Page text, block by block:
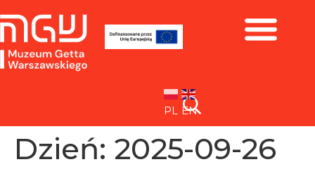
PL EN
Dzień: 2025-09-26